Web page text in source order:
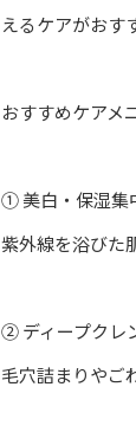
えるケアがおす
おすすめケアメ
① 美白・保湿集
紫外線を浴びた
② ディープクレ
毛穴詰まりやご